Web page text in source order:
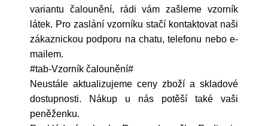
variantu čalounění, rádi vám zašleme vzorník
látek. Pro zaslání vzorníku stačí kontaktovat naši
zákaznickou podporu na chatu, telefonu nebo e-
mailem.
#tab-Vzorník čalounění#
Neustále aktualizujeme ceny zboží a skladové
dostupnosti. Nákup u nás potěší také vaši
peněženku.